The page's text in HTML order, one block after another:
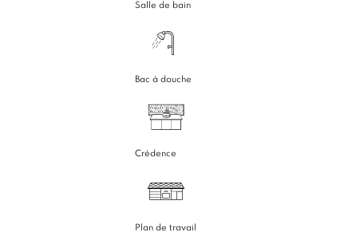
Salle de bain
Bac à douche
Crédence
Plan de travail